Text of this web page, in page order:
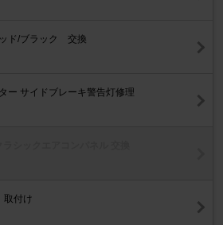
ド/ブラック 交換
ー サイドブレーキ警告灯修理
付け